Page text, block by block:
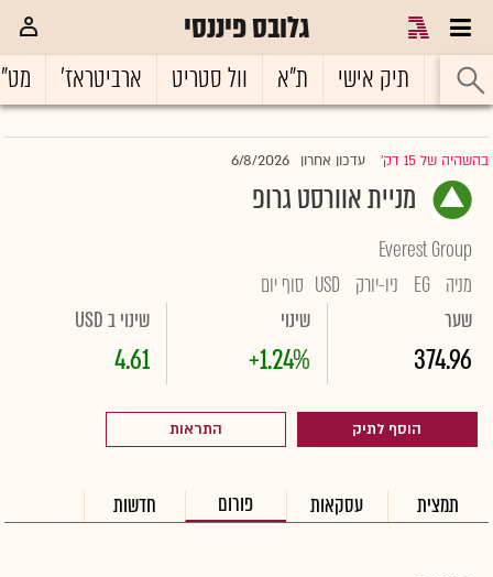
גלובס פיננסי
ראשי תיק אישי ת"א וול סטריט ארביטראז'
בהשהיה של 15 דק' |עדכון אחרון 6/8/2026
מניית אוורסט גרופ
Everest Group
מניה EG ניו-יורק USD סוף יום
שער
374.96
שינוי
+1.24%
שינוי ב USD
4.61
הוסף לתיק התראות
תמצית עסקאות פורום חדשות